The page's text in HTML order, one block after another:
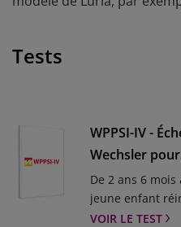
Tests
WPPSI-IV -
Wechsler
De 2 ans 6
jeune enfant
VOIR LE TEST